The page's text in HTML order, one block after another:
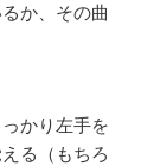
か、その曲
かり左手を
る（もちろ